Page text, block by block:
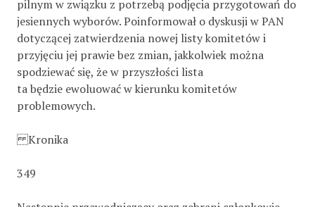
pilnym w związku z potrzebą podjęcia przygotowań do
jesiennych wyborów. Poinformował o dyskusji w PAN
dotyczącej zatwierdzenia nowej listy komitetów i
przyjęciu jej prawie bez zmian, jakkolwiek można
spodziewać się, że w przyszłości lista
ta będzie ewoluować w kierunku komitetów
problemowych.
Kronika
349